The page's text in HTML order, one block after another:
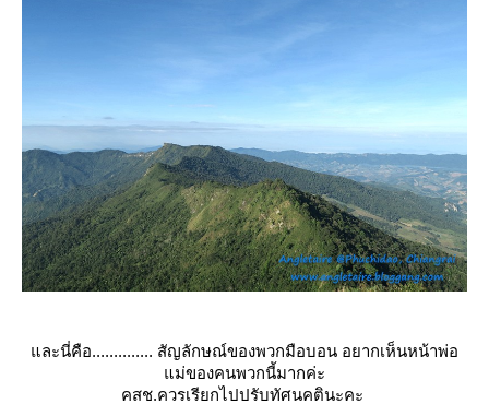
ละนี่คือ.............. สัญลักษณ์ของพวกมือบอน อยากเห็นหน้าพ่อ
ม่ของคนพวกนี้มากค่ะ
คสช.ควรเรียกไปปรับทัศนคตินะคะ